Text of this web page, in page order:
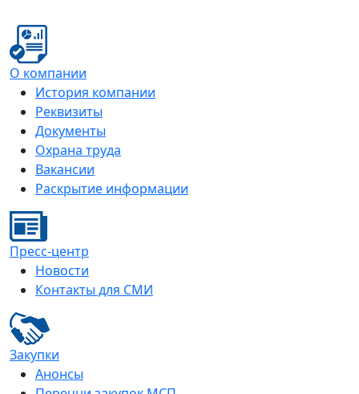
О компании
История компании
Реквизиты
Документы
Охрана труда
Вакансии
Раскрытие информации
Пресс-центр
Новости
Контакты для СМИ
Закупки
Анонсы